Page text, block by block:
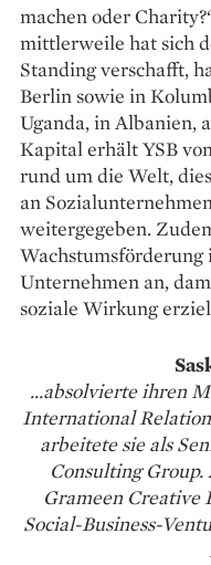
machen oder
mittler­weile hat sich
Standing verschafft,
Berlin sowie in
Uganda, in Albanien,
Kapital erhält YSB
rund um die Welt,
an
weitergegeben.
Unternehmen an,
soziale Wirkung
...absolvierte ihren
International
arbeitete sie als
Consulting
Grameen Creative
Social-Business-